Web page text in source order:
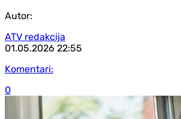
Autor:
ATV redakcija
01.05.2026 22:55
Komentari:
0